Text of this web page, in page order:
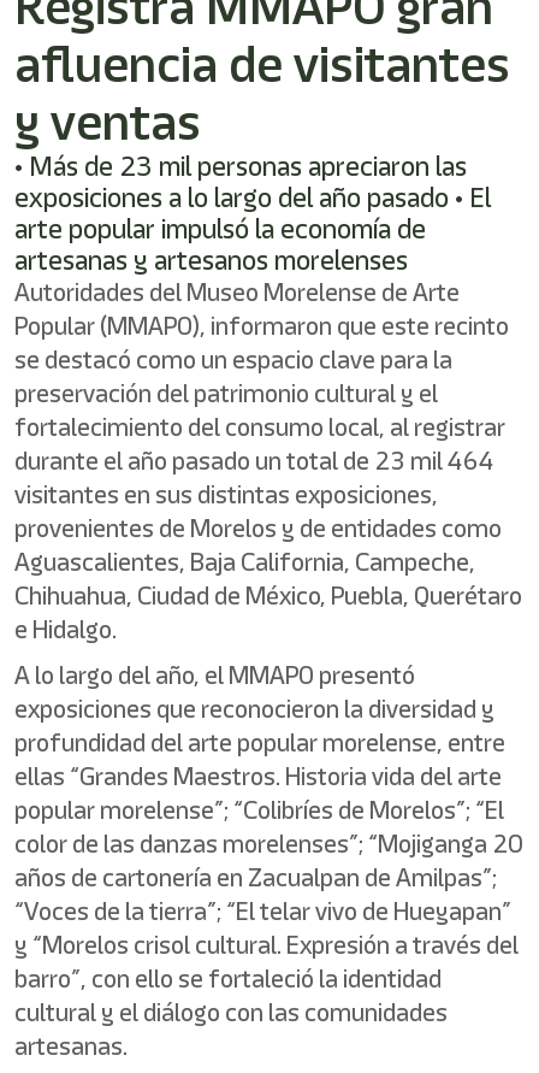
activates
screen
help
you
navigate
interact
with
the
content.
afluencia de visitantes
y ventas
• Más de 23 mil personas apreciaron las
exposiciones a lo largo del año pasado • El
arte popular impulsó la economía de
artesanas y artesanos morelenses
Autoridades del Museo Morelense de Arte
Popular (MMAPO), informaron que este recinto
se destacó como un espacio clave para la
preservación del patrimonio cultural y el
fortalecimiento del consumo local, al registrar
durante el año pasado un total de 23 mil 464
visitantes en sus distintas exposiciones,
provenientes de Morelos y de entidades como
Aguascalientes, Baja California, Campeche,
Chihuahua, Ciudad de México, Puebla, Querétaro
e Hidalgo.
A lo largo del año, el MMAPO presentó
exposiciones que reconocieron la diversidad y
profundidad del arte popular morelense, entre
ellas “Grandes Maestros. Historia vida del arte
popular morelense”; “Colibríes de Morelos”; “El
color de las danzas morelenses”; “Mojiganga 20
años de cartonería en Zacualpan de Amilpas”;
“Voces de la tierra”; “El telar vivo de Hueyapan”
y “Morelos crisol cultural. Expresión a través del
barro”, con ello se fortaleció la identidad
cultural y el diálogo con las comunidades
artesanas.